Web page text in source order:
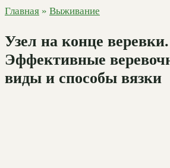
Главная » Выживание
Узел на конце веревки.
Эффективные
виды и способы вязки